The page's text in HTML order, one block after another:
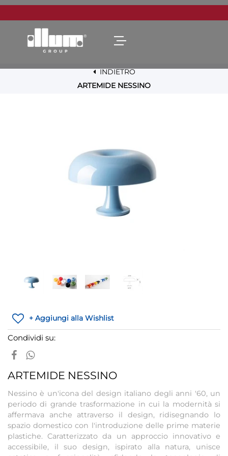
Open menu
INDIETRO
ARTEMIDE NESSINO
+ Aggiungi alla Wishlist
Condividi su:
ARTEMIDE NESSINO
Nessino è un'icona del design italiano degli anni '60, un
periodo di grande trasformazione in cui la modernità si
affermava anche attraverso il design, ridisegnando lo
spazio domestico con l'introduzione delle prime materie
plastiche. Caratterizzato da un approccio innovativo e
accessibile, il suo design, ispirato alla natura, unisce